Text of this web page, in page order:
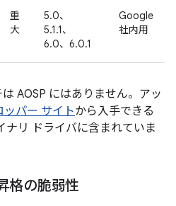
重
大
5.0、
5.1.1、
6.0、6.0.1
Google
社内用
AOSP にはありません。アッ
パー サイトから入手できる
ナリ ドライバに含まれていま
格の脆弱性